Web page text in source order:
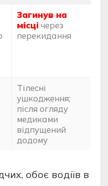
Загинув на
місці через
перекидання
Тілесні
ушкодження;
після огляду
медиками
відпущений
додому
обоє водіїв в